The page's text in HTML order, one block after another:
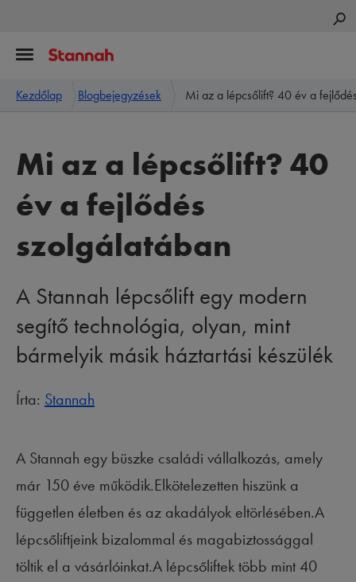
Kezdőlap Blogbejegyzések Mi az a lépcsőlift? 40 év a
Mi az a lépcsőlift? 40
év a fejlődés
szolgálatában
A Stannah lépcsőlift egy modern
segítő technológia, olyan, mint
bármelyik másik háztartási készülék
Írta: Stannah
A Stannah egy büszke családi vállalkozás, amely
már 150 éve működik.Elkötelezetten hiszünk a
független életben és az akadályok eltörlésében.A
lépcsőliftjeink bizalommal és magabiztossággal
töltik el a vásárlóinkat.A lépcsőliftek több mint 40